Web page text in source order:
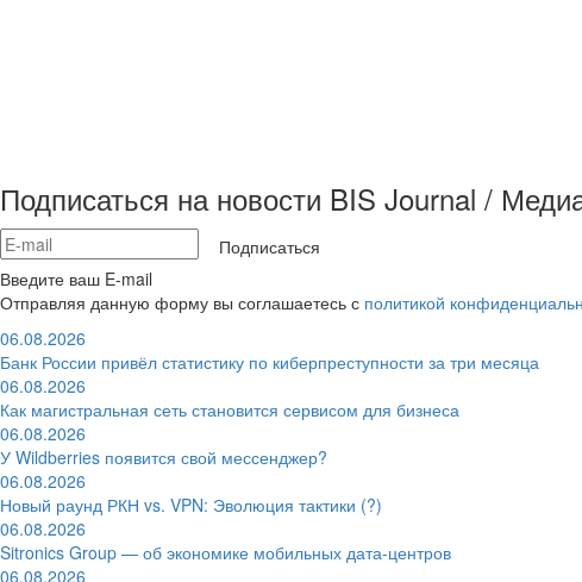
Подписаться на новости BIS Journal /
Подписаться
Введите ваш E-mail
Отправляя данную форму вы соглашаетесь с политикой
06.08.2026
Банк России привёл статистику по киберпреступности за три месяца
06.08.2026
Как магистральная сеть становится сервисом для бизнеса
06.08.2026
У Wildberries появится свой мессенджер?
06.08.2026
Новый раунд РКН vs. VPN: Эволюция тактики (?)
06.08.2026
Sitronics Group — об экономике мобильных дата-центров
06.08.2026